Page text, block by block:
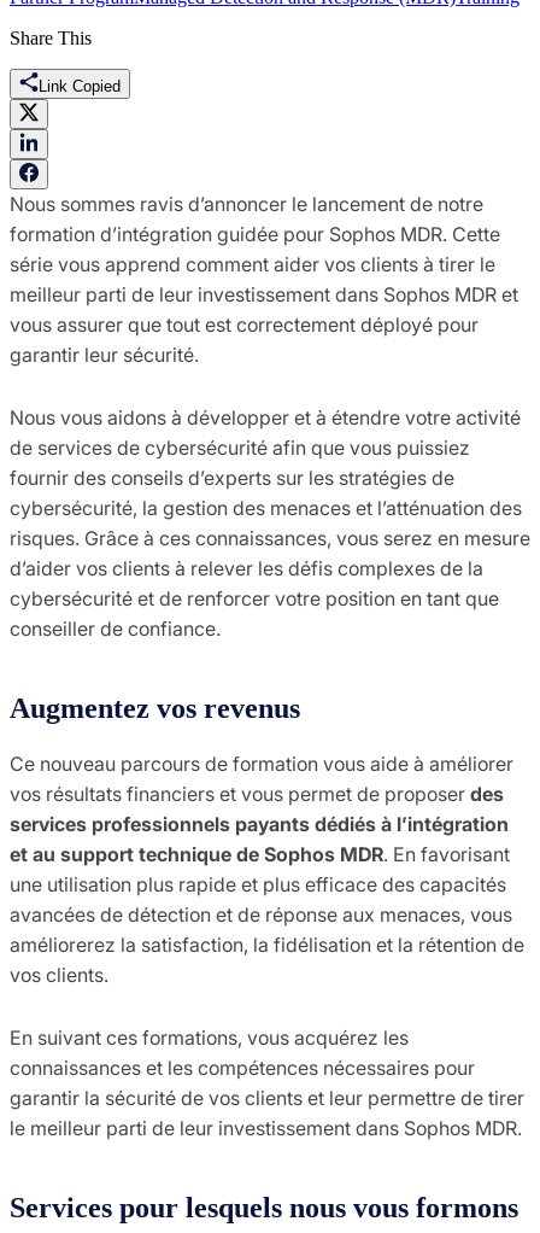
Share This
Link Copied
Nous sommes ravis d’annoncer le lancement de notre
formation d’intégration guidée pour Sophos MDR. Cette
série vous apprend comment aider vos clients à tirer le
meilleur parti de leur investissement dans Sophos MDR et
vous assurer que tout est correctement déployé pour
garantir leur sécurité.
Nous vous aidons à développer et à étendre votre activité
de services de cybersécurité afin que vous puissiez
fournir des conseils d’experts sur les stratégies de
cybersécurité, la gestion des menaces et l’atténuation des
risques. Grâce à ces connaissances, vous serez en mesure
d’aider vos clients à relever les défis complexes de la
cybersécurité et de renforcer votre position en tant que
conseiller de confiance.
Augmentez vos revenus
Ce nouveau parcours de formation vous aide à améliorer
vos résultats financiers et vous permet de proposer des
services professionnels payants dédiés à l’intégration
et au support technique de Sophos MDR. En favorisant
une utilisation plus rapide et plus efficace des capacités
avancées de détection et de réponse aux menaces, vous
améliorerez la satisfaction, la fidélisation et la rétention de
vos clients.
En suivant ces formations, vous acquérez les
connaissances et les compétences nécessaires pour
garantir la sécurité de vos clients et leur permettre de tirer
le meilleur parti de leur investissement dans Sophos MDR.
Services pour lesquels nous vous formons